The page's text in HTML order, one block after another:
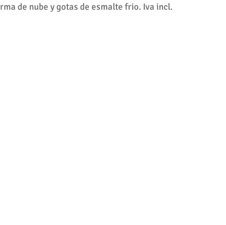
de nube y gotas de esmalte frio. Iva incl.